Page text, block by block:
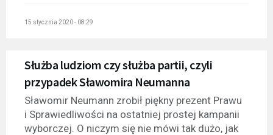
15 stycznia 2020 - 08:29
Służba ludziom czy służba partii, czyli
przypadek Sławomira Neumanna
Sławomir Neumann zrobił piękny prezent Prawu
i Sprawiedliwości na ostatniej prostej kampanii
wyborczej. O niczym się nie mówi tak dużo, jak